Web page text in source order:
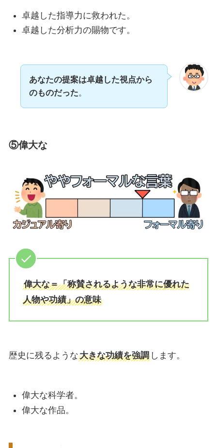
卓越した指導力に救われた。
卓越した分析力の賜物です。
あなたの提案は卓越した視点から
のものだった。
⑤偉大な
偉大な＝「称賛されるような非常に優れた
人物や功績」の意味
歴史に残るような大きな功績を強調します。
偉大な科学者。
偉大な作品。